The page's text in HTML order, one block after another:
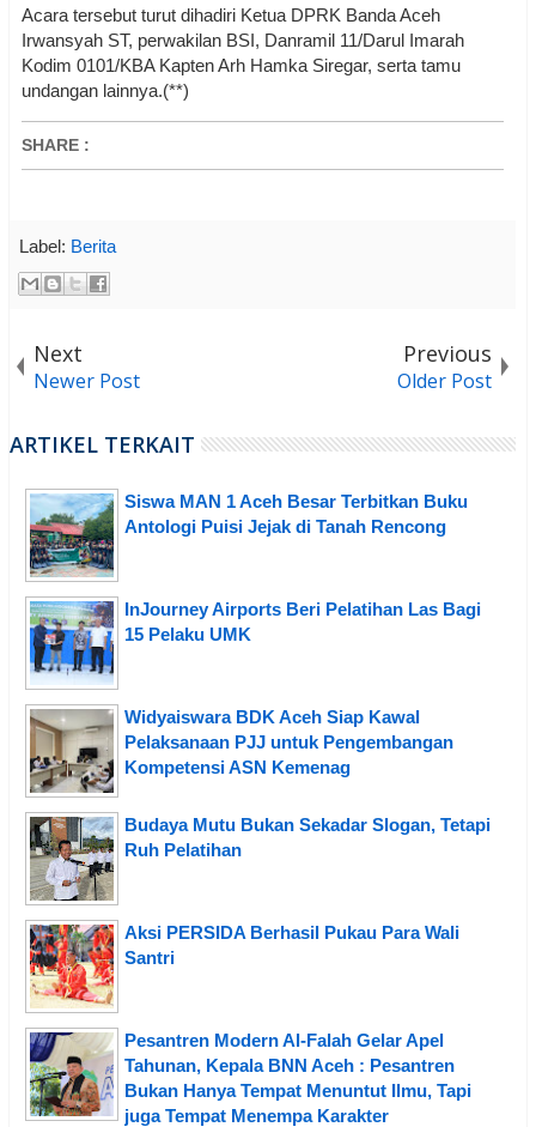
Acara tersebut turut dihadiri Ketua DPRK Banda Aceh
Irwansyah ST, perwakilan BSI, Danramil 11/Darul Imarah
Kodim 0101/KBA Kapten Arh Hamka Siregar, serta tamu
undangan lainnya.(**)
SHARE :
Label: Berita
Next
Newer Post
Previous
Older Post
ARTIKEL TERKAIT
Siswa MAN 1 Aceh Besar Terbitkan Buku
Antologi Puisi Jejak di Tanah Rencong
InJourney Airports Beri Pelatihan Las Bagi
15 Pelaku UMK
Widyaiswara BDK Aceh Siap Kawal
Pelaksanaan PJJ untuk Pengembangan
Kompetensi ASN Kemenag
Budaya Mutu Bukan Sekadar Slogan, Tetapi
Ruh Pelatihan
Aksi PERSIDA Berhasil Pukau Para Wali
Santri
Pesantren Modern Al-Falah Gelar Apel
Tahunan, Kepala BNN Aceh : Pesantren
Bukan Hanya Tempat Menuntut Ilmu, Tapi
juga Tempat Menempa Karakter